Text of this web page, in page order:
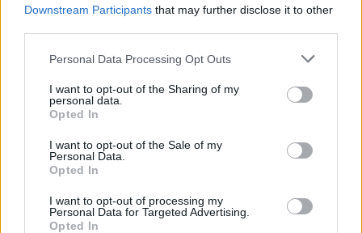
Downstream Participants that may further disclose it to other
Personal Data Processing Opt Outs
I want to opt-out of the Sharing of my
personal data.
Opted In
I want to opt-out of the Sale of my
Personal Data.
Opted In
I want to opt-out of processing my
Personal Data for Targeted Advertising.
Opted In